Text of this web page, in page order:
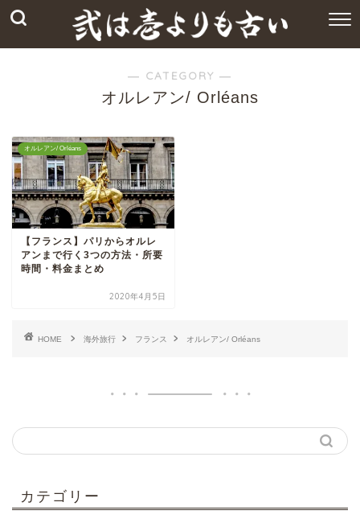
― CATEGORY ―
オルレアン/ Orléans
オルレアン/ Orléans
【フランス】パリからオルレ
アンまで行く3つの方法・所要
時間・料金まとめ
2020年4月5日
HOME 海外旅行 フランス オルレアン/ Orléans
カテゴリー